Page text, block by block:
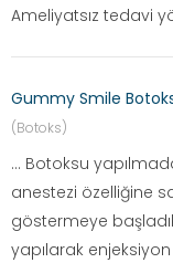
Ameliyatsız tedavi
Gummy Smile
(Botoks)
... Botoksu
anestezi özelliğine
göstermeye
yapılarak